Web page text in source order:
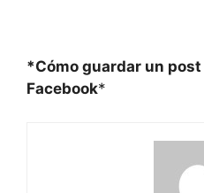
*Cómo guardar⁤ un
Facebook*